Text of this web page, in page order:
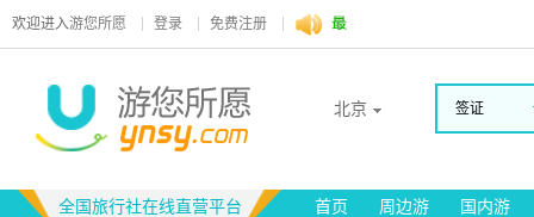
欢迎进入游您所愿 登录 免费注册
北京 签证
全国旅行社在线直营平台 首页 周边游 国内游